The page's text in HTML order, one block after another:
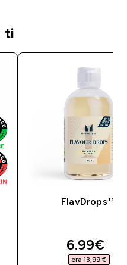
ti
FlavDrops™
6.99€‎
era 13,99 €‎